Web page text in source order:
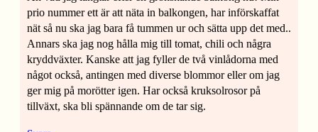
prio nummer ett är att näta in balkongen, har införskaffat
nät så nu ska jag bara få tummen ur och sätta upp det med..
Annars ska jag nog hålla mig till tomat, chili och några
kryddväxter. Kanske att jag fyller de två vinlådorna med
något också, antingen med diverse blommor eller om jag
ger mig på morötter igen. Har också kruksolrosor på
tillväxt, ska bli spännande om de tar sig.